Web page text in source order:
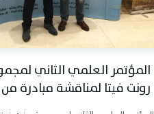
المؤتمر العلمي الثاني
رونت فيتا لمناقشة مبادرة
مصر ابدأ مشروعك